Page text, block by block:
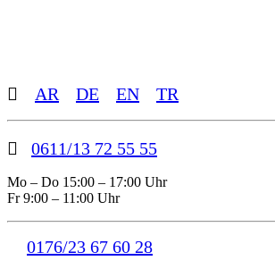
Toggle
Sliding
Bar
AR DE EN TR
0611/13 72 55 55
Mo – Do 15:00 – 17:00 Uhr
Fr 9:00 – 11:00 Uhr
0176/23 67 60 28